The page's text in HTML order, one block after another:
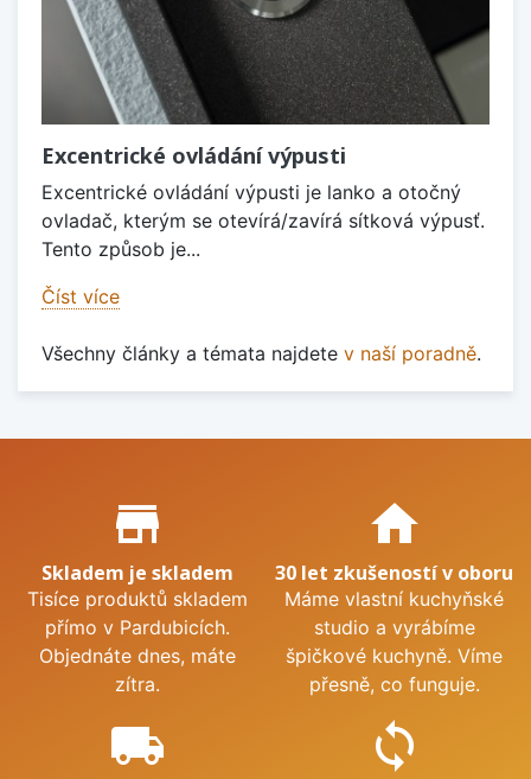
Excentrické ovládání výpusti
Excentrické ovládání výpusti je lanko a otočný
ovladač, kterým se otevírá/zavírá sítková výpusť.
Tento způsob je...
Číst více
Všechny články a témata najdete v naší poradně.
Proč nakupovat u nás?
store_mall_directory
Skladem je skladem
Tisíce produktů skladem
přímo v Pardubicích.
Objednáte dnes, máte
zítra.
home
30 let zkušeností v oboru
Máme vlastní kuchyňské
studio a vyrábíme
špičkové kuchyně. Víme
přesně, co funguje.
local_shipping sync